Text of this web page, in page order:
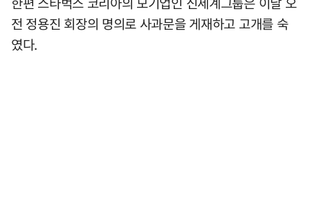
전 정용진 회장의 명의로 사과문을 게재하고 고개를 숙
였다.